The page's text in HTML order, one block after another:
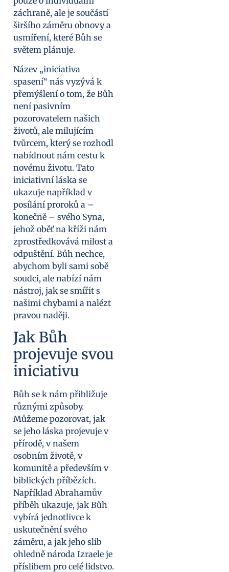
záchraně, ale je součástí
širšího záměru obnovy a
usmíření, které Bůh se
světem plánuje.
Název „iniciativa
spasení“ nás vyzývá k
přemýšlení o tom, že Bůh
není pasivním
pozorovatelem našich
životů, ale milujícím
tvůrcem, který se rozhodl
nabídnout nám cestu k
novému životu. Tato
iniciativní láska se
ukazuje například v
posílání proroků a –
konečně – svého Syna,
jehož oběť na kříži nám
zprostředkovává milost a
odpuštění. Bůh nechce,
abychom byli sami sobě
soudci, ale nabízí nám
nástroj, jak se smířit s
našimi chybami a nalézt
pravou naději.
Jak Bůh
projevuje svou
iniciativu
Bůh se k nám přibližuje
různými způsoby.
Můžeme pozorovat, jak
se jeho láska projevuje v
přírodě, v našem
osobním životě, v
komunitě a především v
biblických příbězích.
Například Abrahamův
příběh ukazuje, jak Bůh
vybírá jednotlivce k
uskutečnění svého
záměru, a jak jeho slib
ohledně národa Izraele je
příslibem pro celé lidstvo.